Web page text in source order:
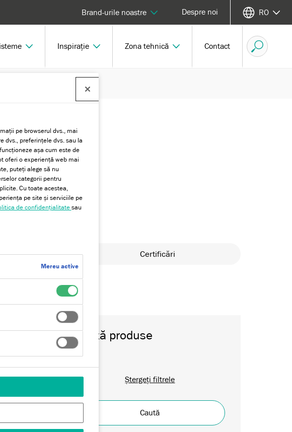
Inspirație Zona tehnică Contact
Despre noi
Brand-urile noastre RO
produsului Certificări
Caută produse
Ștergeți filtrele
Caută
pe
de
fi
pe browserul dvs., mai
dvs., preferințele dvs. sau la
așa cum este de
oferi o experiență web mai
puteți alege să nu
categorii pentru
Cu toate acestea,
pe site și serviciile pe
de confidențialitate sau
Mereu active